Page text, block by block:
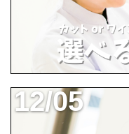
12/05